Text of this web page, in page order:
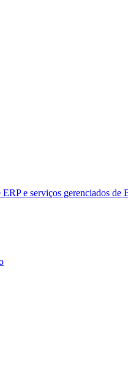
e serviços gerenciados de